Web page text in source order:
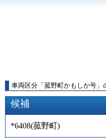
車両区分 「 菰野町かもしか号 」
候補
*6408(菰野町)